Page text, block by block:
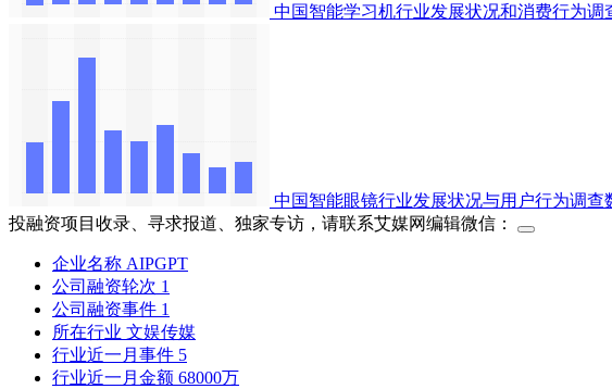
中国智能学习机行业发展状况和消费行为调
中国智能眼镜行业发展状况与用户行为调查
投融资项目收录、寻求报道、独家专访，请联系艾媒网编辑微信：
企业名称 AIPGPT
公司融资轮次 1
公司融资事件 1
所在行业 文娱传媒
行业近一月事件 5
行业近一月金额 68000万